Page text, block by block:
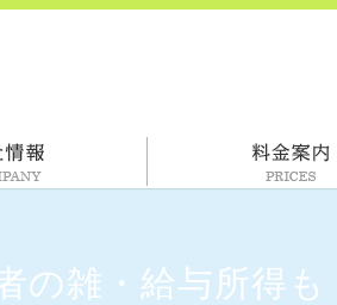
の雑・給与所得